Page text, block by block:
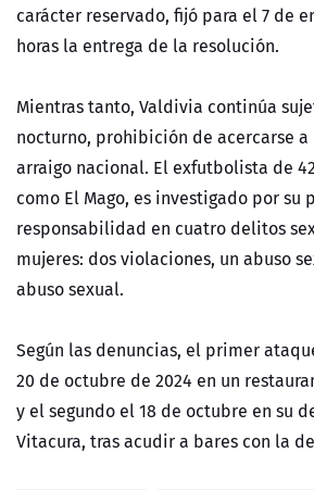
carácter reservado, fijó para el 7 de
horas la entrega de la resolución.
Mientras tanto, Valdivia continúa
nocturno, prohibición de acercarse
arraigo nacional. El exfutbolista de
como El Mago, es investigado por su
responsabilidad en cuatro delitos
mujeres: dos violaciones, un abuso
abuso sexual.
Según las denuncias, el primer
20 de octubre de 2024 en un
y el segundo el 18 de octubre en su
Vitacura, tras acudir a bares con la